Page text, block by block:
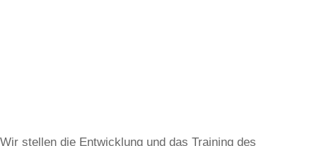
Wir stellen die Entwicklung und das Training des